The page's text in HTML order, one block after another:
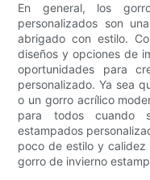
En general, los
personalizados son
abrigado con estilo.
diseños y opciones de
oportunidades para
personalizado. Ya sea
o un gorro acrílico
para todos cuando
estampados
poco de estilo y
gorro de invierno